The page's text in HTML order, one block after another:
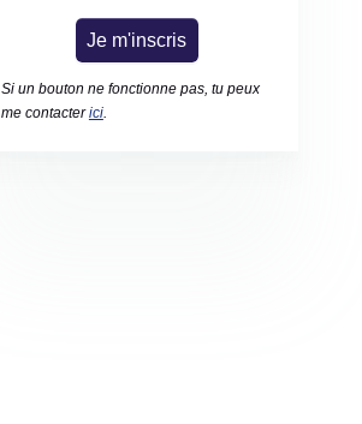
Je m'inscris
Si un bouton ne fonctionne pas, tu peux
me contacterici.